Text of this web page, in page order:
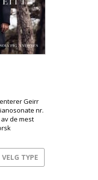
Geirr
nr.
de mest
brannen i
St. Jude-on-
VELG TYPE